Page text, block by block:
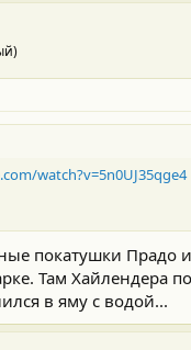
watch?v=5n0UJ35qge4
покатушки Прадо
Там Хайлендера
в яму с водой...